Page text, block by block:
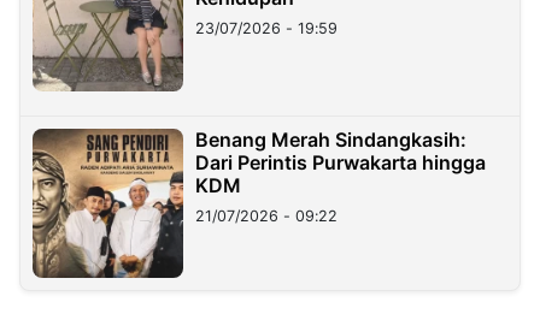
23/07/2026 - 19:59
Benang Merah Sindangkasih:
Dari Perintis Purwakarta hingga
KDM
21/07/2026 - 09:22